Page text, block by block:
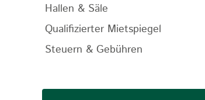
Hallen & Säle
Qualifizierter Mietspiegel
Steuern & Gebühren